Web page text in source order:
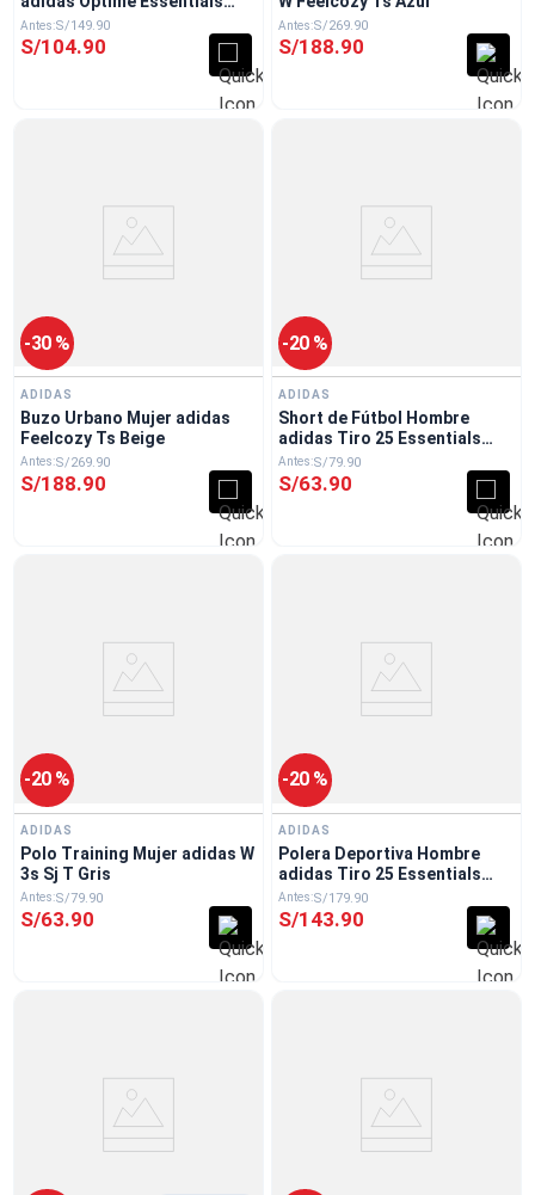
Workout Gris
S/149.90
S/104.90
S/269.90
S/188.90
-30 %
ADIDAS
Buzo Urbano Mujer adidas
Feelcozy Ts Beige
S/269 90
S/188.90
-20 %
ADIDAS
Short de Fútbol Hombre
adidas Tiro 25 Essentials
AzulS/79 90
S/63.90
-20 %
ADIDAS
Polo Training Mujer adidas W
3s Sj T Gris
S/79.90
S/63.90
-20 %
ADIDAS
Polera Deportiva Hombre
adidas Tiro 25 Essentials
Negro
S/179.90
S/143.90